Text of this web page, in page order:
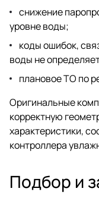
снижение
уровне воды;
коды ошибок,
воды не
плановое ТО по
Оригинальные
корректную
характеристики,
контроллера
Подбор и